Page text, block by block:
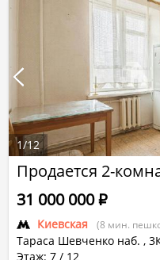
Продается 2-
Киевская (8 мин.
Тараса Шевченко наб. ,
Этаж: 7 / 12
31 000 000Р
1/12